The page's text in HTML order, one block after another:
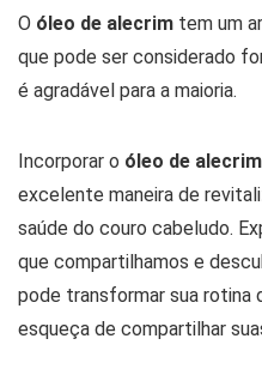
O óleo de alecrim tem um
que pode ser considerado
é agradável para a maioria.
Incorporar o óleo de
excelente maneira de
saúde do couro cabeludo.
que compartilhamos e
pode transformar sua rotina
esqueça de compartilhar